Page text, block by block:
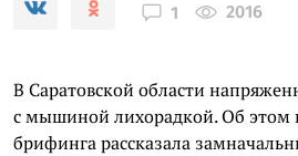
1 2016
В Саратовской области
с мышиной лихорадкой. Об этом
брифинга рассказала